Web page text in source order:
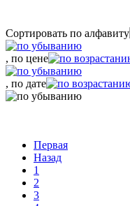
Сортировать по алфавиту
, по цене
, по дате
Первая
Назад
1
2
3